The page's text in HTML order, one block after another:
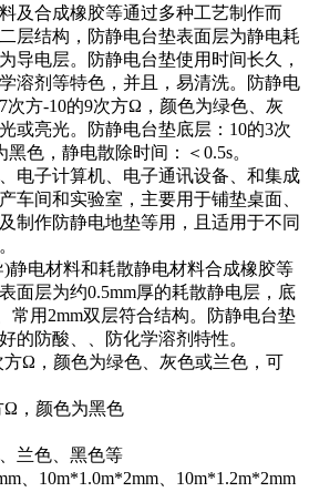
及合成橡胶等通过多种工艺制作而
层结构，防静电台垫表面层为静电耗
导电层。防静电台垫使用时间长久，
溶剂等特色，并且，易清洗。防静电
次方-10的9次方Ω，颜色为绿色、灰
或亮光。防静电台垫底层：10的3次
色，静电散除时间：＜0.5s。
电子计算机、电子通讯设备、和集成
车间和实验室，主要用于铺垫桌面、
制作防静电地垫等用，且适用于不同
静电材料和耗散静电材料合成橡胶等
面层为约0.5mm厚的耗散静电层，底
常用2mm双层符合结构。防静电台垫
的防酸、、防化学溶剂特性。
方Ω，颜色为绿色、灰色或兰色，可
Ω，颜色为黑色
兰色、黑色等
、10m*1.0m*2mm、10m*1.2m*2mm